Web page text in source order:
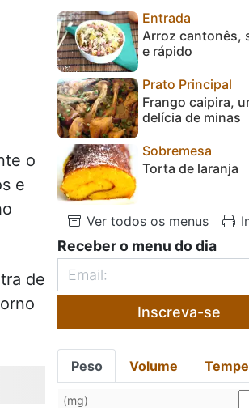
o
e
de
Entrada
Arroz cantonês,
e rápido
Prato Principal
Frango caipira,
delícia de minas
Sobremesa
Torta de laranja
Ver todos os menus
Receber o menu do dia
Inscreva-se
Peso Volume
(mg)